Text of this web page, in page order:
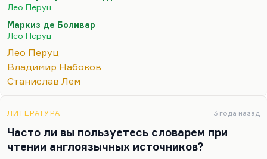
гениальный роман совершенно. Ну и «Снег
Святого Петра», ну и «Ночью под каменным
мостом». Перуц был чем позже, тем лучше. Но и
тем труднее ему было писать.
Конечно, вот этот «Мастер Страшного суда»,
роман, очень жуткий, готический. Перуц же
вообще был математик и шахматист, поэтому его
конструкции обладают великолепным…
Лео Перуц
Маркиз де Боливар
Лео Перуц
Лео Перуц
Владимир Набоков
Станислав Лем
ЛИТЕРАТУРА 3 года назад
Часто ли вы пользуетесь словарем при
чтении англоязычных источников?